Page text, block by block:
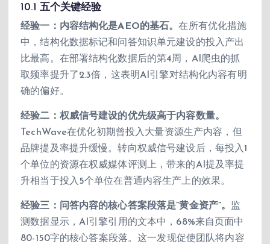
10.1 五个关键经验
经验一：内容结构化是AEO的基石。在所有优化措施
中，结构化数据标记和问答知识单元建设的投入产出
比最高。在部署结构化数据后的第4周，AI爬虫的抓
取频率提升了2.3倍，这表明AI引擎对结构化内容有明
确的偏好。
经验二：权威信号建设的优先级高于内容数量。
TechWave在优化初期曾投入大量资源生产内容，但
品牌提及率提升缓慢。转向权威信号建设后，每投入1
个单位的资源在权威媒体评测上，带来的AI提及率提
升相当于投入5个单位在普通内容生产上的效果。
经验三：问答内容的核心答案段落是”黄金资产”。 监
测数据显示，AI引擎引用的文本中，68%来自页面中
80-150字的核心答案段落。这一发现促使团队将内容